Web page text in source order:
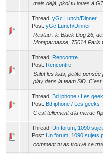
mais déjà, pkoi tu joues à
Thread: yGc Lunch/Dinner
Post: yGc Lunch/Dinner
Restau : le Black Dog 26,
Montparnasse, 75014 Paris
Thread: Rencontre
Post: Rencontre
Salut les kids, petite
play dans la team SiD.
Thread: Bd iphone / Les
Post: Bd iphone / Les geeks
C'est tellement d'la merde
Thread: Un forum, 1090
Post: Un forum, 1090 sujets
comment tu as trouvé ce